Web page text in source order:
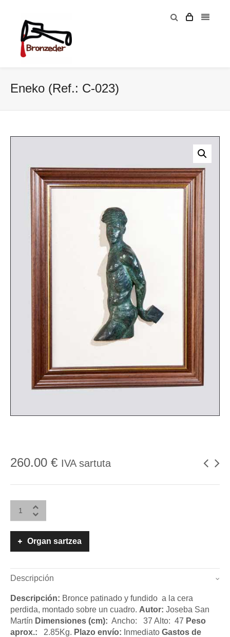
Eneko (Ref.: C-023)
260.00 € IVA sartuta
Organ sartzea
Descripción
Descripción: Bronce patinado y fundido a la cera
perdida, montado sobre un cuadro. Autor: Joseba San
Martín Dimensiones (cm): Ancho: 37 Alto: 47 Peso
aprox.: 2.85Kg. Plazo envío: Inmediato Gastos de